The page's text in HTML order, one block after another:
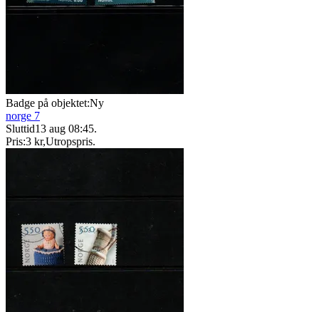
Badge på objektet:Ny
norge 7
Sluttid13 aug 08:45.
Pris:3 kr,Utropspris.